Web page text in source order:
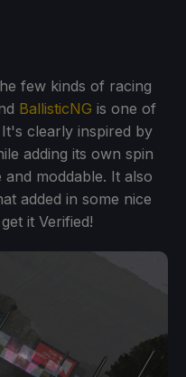
few kinds of racing
BallisticNG is one of
clearly inspired by
adding its own spin
moddable. It also
added in some nice
it Verified!